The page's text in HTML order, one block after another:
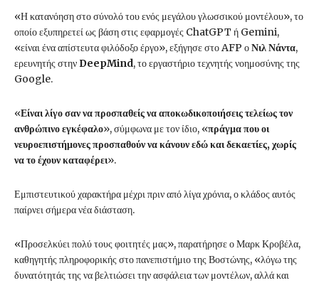
«Η κατανόηση στο σύνολό του ενός μεγάλου γλωσσικού μοντέλου», το
οποίο εξυπηρετεί ως βάση στις εφαρμογές ChatGPT ή Gemini,
«είναι ένα απίστευτα φιλόδοξο έργο», εξήγησε στο AFP οΝιλ Νάντα,
ερευνητής στην DeepMind, το εργαστήριο τεχνητής νοημοσύνης της
Google.
«Είναι λίγο σαν να προσπαθείς να αποκωδικοποιήσεις τελείως τον
ανθρώπινο εγκέφαλο», σύμφωνα με τον ίδιο, «πράγμα που οι
νευροεπιστήμονες προσπαθούν να κάνουν εδώ και δεκαετίες, χωρίς
να το έχουν καταφέρει».
Εμπιστευτικού χαρακτήρα μέχρι πριν από λίγα χρόνια, ο κλάδος αυτός
παίρνει σήμερα νέα διάσταση.
«Προσελκύει πολύ τους φοιτητές μας», παρατήρησε ο Μαρκ Κροβέλα,
καθηγητής πληροφορικής στο πανεπιστήμιο της Βοστώνης, «λόγω της
δυνατότητάς της να βελτιώσει την ασφάλεια των μοντέλων, αλλά και